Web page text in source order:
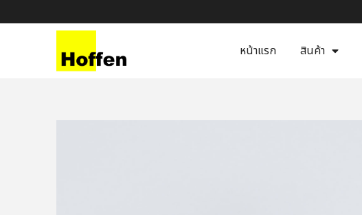
หน้าแรก สินค้า